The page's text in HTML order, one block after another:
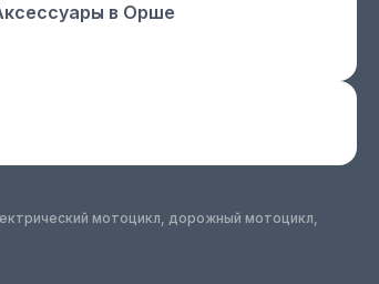
в Орше
мотоцикл, дорожный мотоцикл,